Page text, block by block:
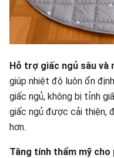
Hỗ trợ giấc ngủ sâu và
giúp nhiệt độ luôn ổn
giấc ngủ, không bị tỉnh
giấc ngủ được cải thiện,
hơn.
Tăng tính thẩm mỹ cho